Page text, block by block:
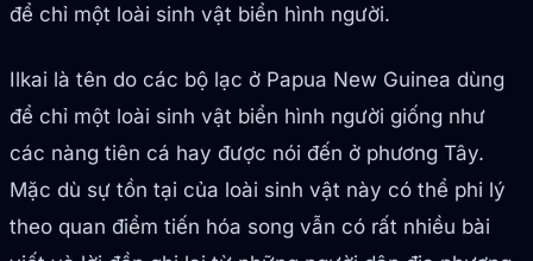
để chỉ một loài sinh vật biển hình người.
Ilkai là tên do các bộ lạc ở Papua New Guinea dùng
để chỉ một loài sinh vật biển hình người giống như
các nàng tiên cá hay được nói đến ở phương Tây.
Mặc dù sự tồn tại của loài sinh vật này có thể phi lý
theo quan điểm tiến hóa song vẫn có rất nhiều bài